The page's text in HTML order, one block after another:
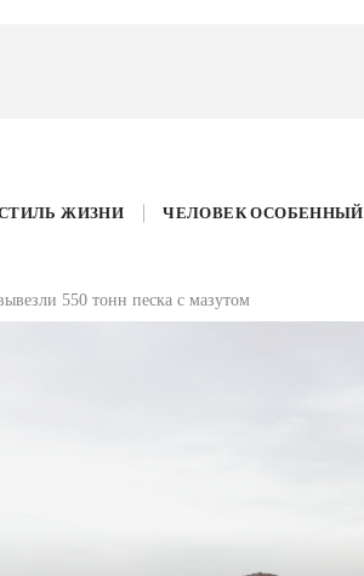
ЖИЗНИ ЧЕЛОВЕК ОСОБЕННЫЙ
550 тонн песка с мазутом